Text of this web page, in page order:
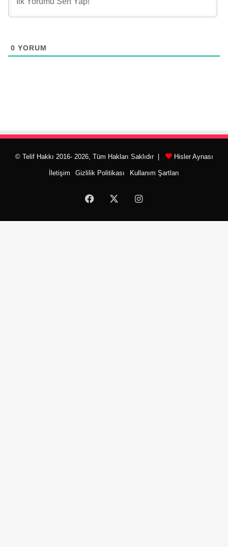
0 YORUM
© Telif Hakkı 2016- 2026, Tüm Hakları Saklıdır | Hisler Aynası
İletişim Gizlilik Politikası Kullanım Şartları
Facebook Instagram